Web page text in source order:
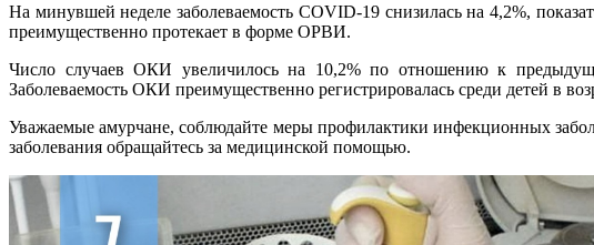
На минувшей неделе заболеваемость COVID-19 снизилась на 4,2%,
преимущественно протекает в форме ОРВИ.
Число случаев ОКИ увеличилось на 10,2% по отношению к
Заболеваемость ОКИ преимущественно регистрировалась среди детей в
Уважаемые амурчане, соблюдайте меры профилактики инфекционных
заболевания обращайтесь за медицинской помощью.